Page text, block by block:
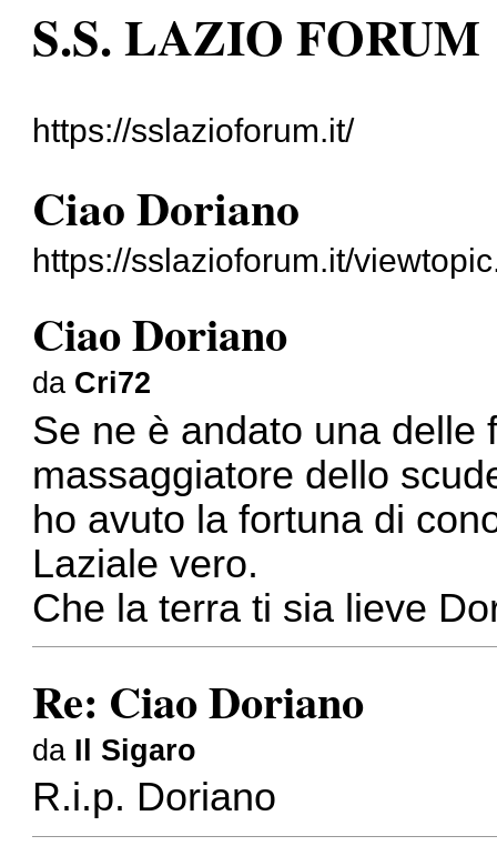
S.S. LAZIO FORUM
https://sslazioforum.it/
Ciao Doriano
https://sslazioforum.it/
Ciao Doriano
da Cri72
Se ne è andato una delle
massaggiatore dello
ho avuto la fortuna di
Laziale vero.
Che la terra ti sia lieve
Re: Ciao Doriano
da Il Sigaro
R.i.p. Doriano